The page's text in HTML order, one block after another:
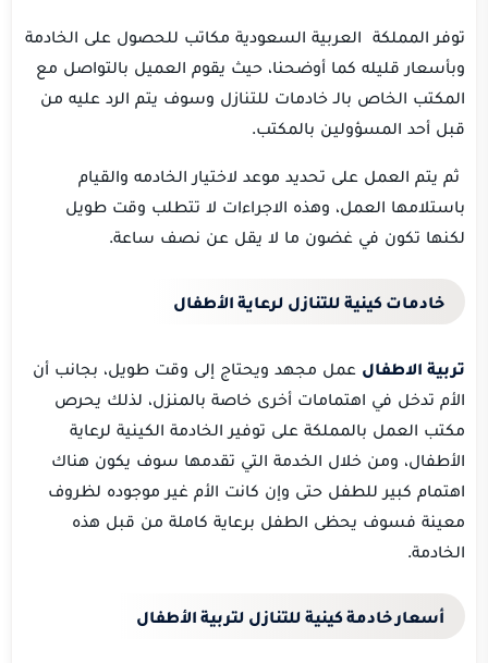
توفر المملكة العربية السعودية مكاتب للحصول على الخادمة
وبأسعار قليله كما أوضحنا، حيث يقوم العميل بالتواصل مع
المكتب الخاص بالـ خادمات للتنازل وسوف يتم الرد عليه من
قبل أحد المسؤولين بالمكتب.
ثم يتم العمل على تحديد موعد لاختيار الخادمه والقيام
باستلامها العمل، وهذه الاجراءات لا تتطلب وقت طويل
لكنها تكون في غضون ما لا يقل عن نصف ساعة.
خادمات كينية للتنازل لرعاية الأطفال
تربية الاطفال عمل مجهد ويحتاج إلى وقت طويل، بجانب أن
الأم تدخل في اهتمامات أخرى خاصة بالمنزل، لذلك يحرص
مكتب العمل بالمملكة على توفير الخادمة الكينية لرعاية
الأطفال، ومن خلال الخدمة التي تقدمها سوف يكون هناك
اهتمام كبير للطفل حتى وإن كانت الأم غير موجوده لظروف
معينة فسوف يحظى الطفل برعاية كاملة من قبل هذه
الخادمة.
أسعار خادمة كينية للتنازل لتربية الأطفال